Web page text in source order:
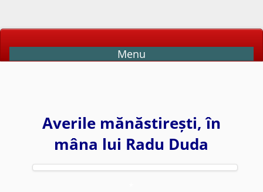
Menu
Averile mănăstirești, în
mâna lui Radu Duda